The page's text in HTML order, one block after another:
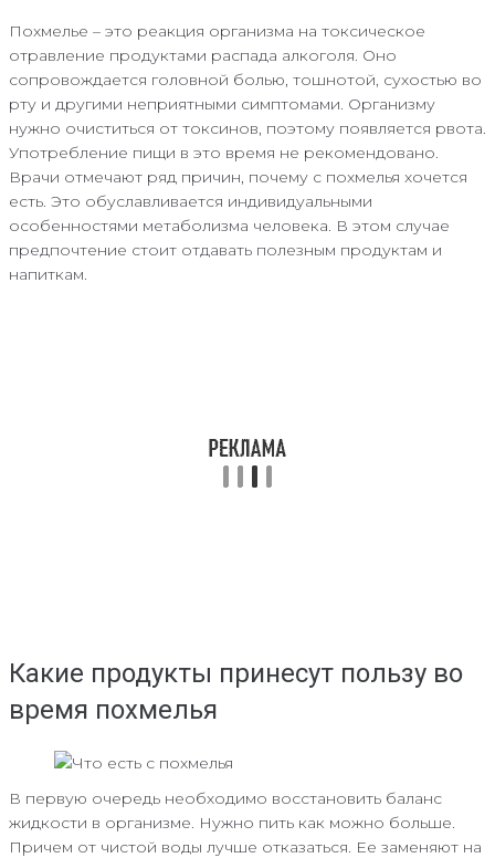
Похмелье – это реакция организма на токсическое
отравление продуктами распада алкоголя. Оно
сопровождается головной болью, тошнотой, сухостью во
рту и другими неприятными симптомами. Организму
нужно очиститься от токсинов, поэтому появляется рвота.
Употребление пищи в это время не рекомендовано.
Врачи отмечают ряд причин, почему с похмелья хочется
есть. Это обуславливается индивидуальными
особенностями метаболизма человека. В этом случае
предпочтение стоит отдавать полезным продуктам и
напиткам.
Какие продукты принесут пользу во
время похмелья
В первую очередь необходимо восстановить баланс
жидкости в организме. Нужно пить как можно больше.
Причем от чистой воды лучше отказаться. Ее заменяют на